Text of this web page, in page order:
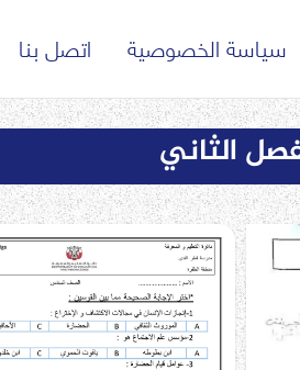
سياسة الخصوصية اتصل بنا
الثاني